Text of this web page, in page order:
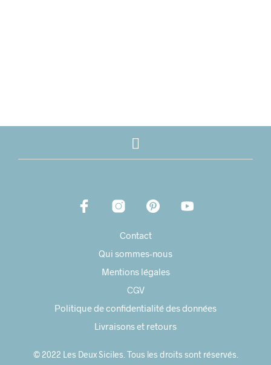
Contact
Qui sommes-nous
Mentions légales
CGV
Politique de confidentialité des données
Livraisons et retours
© 2022 Les Deux Siciles. Tous les droits sont réservés.